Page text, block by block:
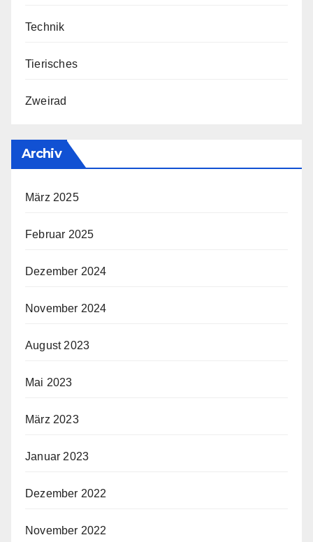
Technik
Tierisches
Zweirad
Archiv
März 2025
Februar 2025
Dezember 2024
November 2024
August 2023
Mai 2023
März 2023
Januar 2023
Dezember 2022
November 2022